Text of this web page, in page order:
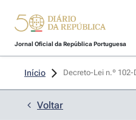
Jornal Oficial da República Portuguesa
Início Decreto-Lei n.º 102-
Voltar